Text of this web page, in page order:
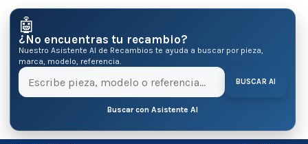
🤖
¿No encuentras tu recambio?
Nuestro Asistente AI de Recambios te ayuda a buscar por pieza,
marca, modelo, referencia.
BUSCAR AI
Buscar con Asistente AI